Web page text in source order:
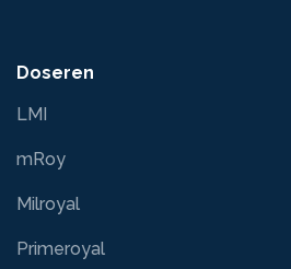
Doseren
LMI
mRoy
Milroyal
Primeroyal